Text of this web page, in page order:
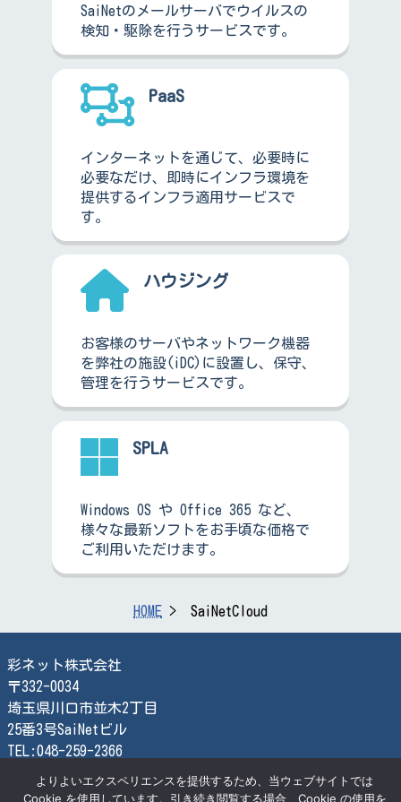
SaiNetのメールサーバでウイルスの
検知・駆除を行うサービスです。
PaaS
インターネットを通じて、必要時に
必要なだけ、即時にインフラ環境を
提供するインフラ適用サービスで
す。
ハウジング
お客様のサーバやネットワーク機器
を弊社の施設(iDC)に設置し、保守、
管理を行うサービスです。
SPLA
Windows OS や Office 365 など、
様々な最新ソフトをお手頃な価格で
ご利用いただけます。
HOME SaiNetCloud
彩ネット株式会社
〒332-0034
埼玉県川口市並木2丁目
25番3号SaiNetビル
TEL:048-259-2366
検索する
よりよいエクスペリエンスを提供するため、当ウェブサイトでは
Cookie を使用しています。引き続き閲覧する場合、Cookie の使用を